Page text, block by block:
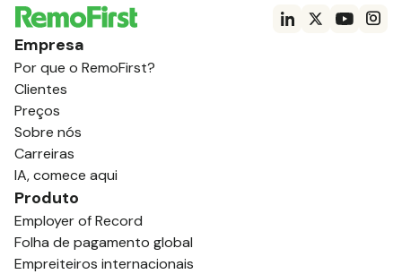
Empresa
Por que o RemoFirst?
Clientes
Preços
Sobre nós
Carreiras
IA, comece aqui
Produto
Employer of Record
Folha de pagamento global
Empreiteiros internacionais